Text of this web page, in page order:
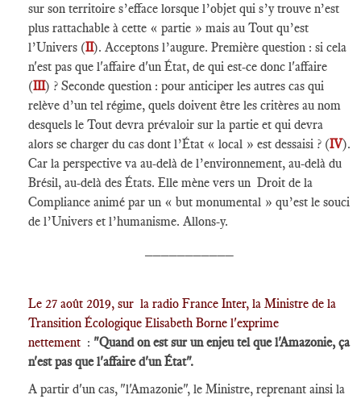
sur son territoire s’efface lorsque l’objet qui s’y trouve n’est
plus rattachable à cette « partie » mais au Tout qu’est
l’Univers (II). Acceptons l’augure. Première question : si cela
n'est pas que l'affaire d'un État, de qui est-ce donc l'affaire
(III) ? Seconde question : pour anticiper les autres cas qui
relève d’un tel régime, quels doivent être les critères au nom
desquels le Tout devra prévaloir sur la partie et qui devra
alors se charger du cas dont l’État « local » est dessaisi ? (IV).
Car la perspective va au-delà de l’environnement, au-delà du
Brésil, au-delà des États. Elle mène vers un Droit de la
Compliance animé par un « but monumental » qu’est le souci
de l’Univers et l’humanisme. Allons-y.
Le 27 août 2019, sur la radio France Inter, la Ministre de la
Transition Écologique Elisabeth Borne l'exprime
nettement : "Quand on est sur un enjeu tel que l'Amazonie, ça
n'est pas que l'affaire d'un État".
A partir d'un cas, "l'Amazonie", le Ministre, reprenant ainsi la